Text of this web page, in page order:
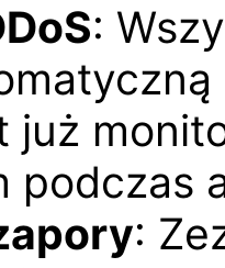
:
już
podczas
: